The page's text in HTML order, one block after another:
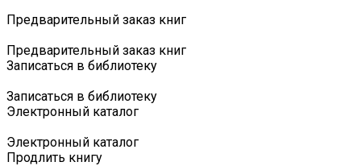
Предварительный заказ книг
Предварительный заказ книг
Записаться в библиотеку
Записаться в библиотеку
Электронный каталог
Электронный каталог
Продлить книгу